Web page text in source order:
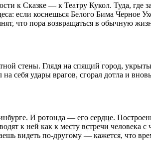
к Сказке — к Театру Кукол. Туда, где
если коснешься Белого Бима Черное
что пора возвращаться в обычную
стены. Глядя на спящий город,
удары врагов, сгорал дотла и
И ротонда — его сердце.
к ней как к месту встречи человека
видеть по-другому — кажется, что